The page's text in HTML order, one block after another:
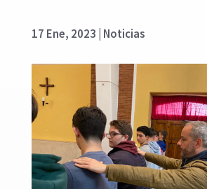
17 Ene, 2023 Noticias